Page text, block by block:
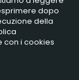
dopo
della
con i cookies